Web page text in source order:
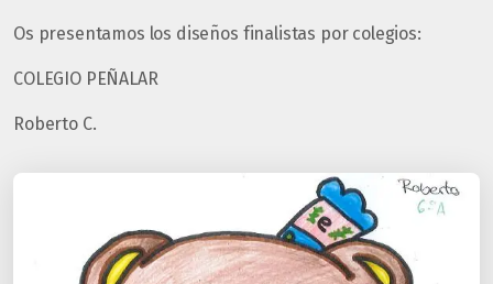
Os presentamos los diseños finalistas por colegios:
COLEGIO PEÑALAR
Roberto C.